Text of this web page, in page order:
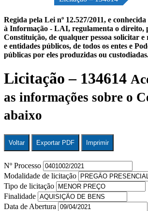
Regida pela Lei nº 12.527/2011, e
à Informação - LAI, regulamenta o direito,
Constituição, de qualquer pessoa solicitar e
e entidades públicos, de todos os entes e
públicas por eles produzidas ou
Licitação – 134614
as informações sobre o
abaixo
Voltar Exportar PDF Imprimir
Nº Processo
Modalidade de licitação
Tipo de licitação
Finalidade
Data de Abertura